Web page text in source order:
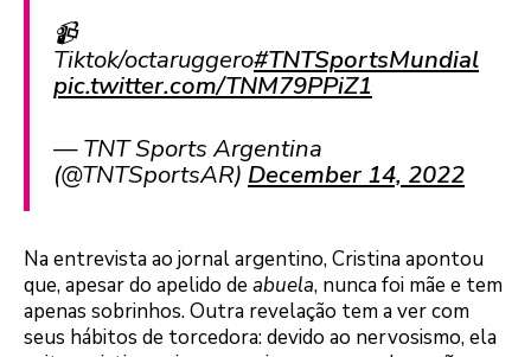
📹
Tiktok/octaruggero#TNTSportsMundial
pic.twitter.com/TNM79PPiZ1
— TNT Sports Argentina
(@TNTSportsAR) December 14, 2022
Na entrevista ao jornal argentino, Cristina apontou
que, apesar do apelido de abuela, nunca foi mãe e tem
apenas sobrinhos. Outra revelação tem a ver com
seus hábitos de torcedora: devido ao nervosismo, ela